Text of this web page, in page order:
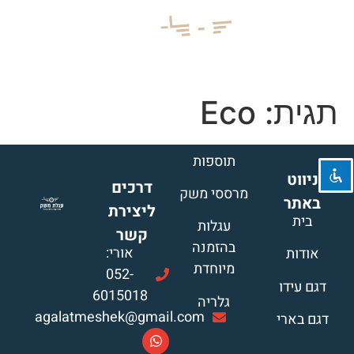
title סמן כותרות
settings צבע רקע
zoom_out זום (הקטנה)
zoom_in זום (הגדלה)
spellcheck גופן קריא
תגית: Eco
ניווט
באתר
בית
אודות
דגם עידו
דגם בארי
תוספות
מרססי משק
עגלות
בהזמנה
מיוחדת
גלריה
דרכים
ליצירת
קשר
אורי:
052-
6015018
agalatmeshek@gmail.com